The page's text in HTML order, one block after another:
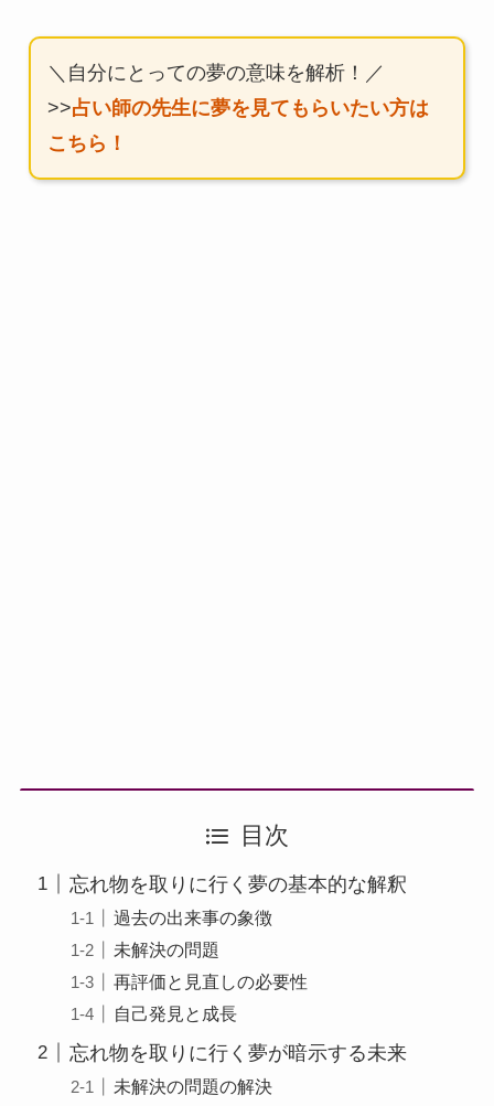
＼自分にとっての夢の意味を解析！／
>>占い師の先生に夢を見てもらいたい方は
こちら！
目次
忘れ物を取りに行く夢の基本的な解釈
過去の出来事の象徴
未解決の問題
再評価と見直しの必要性
自己発見と成長
忘れ物を取りに行く夢が暗示する未来
未解決の問題の解決